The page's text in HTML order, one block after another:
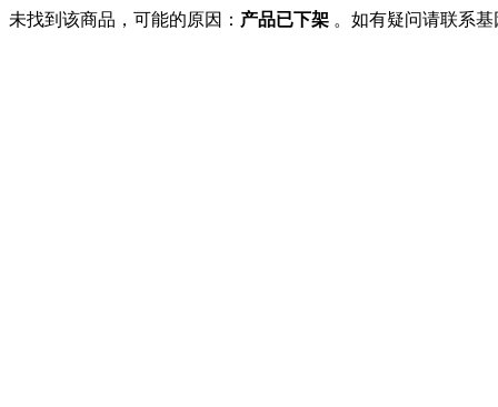
未找到该商品，可能的原因： 产品已下架 。如有疑问请联系基